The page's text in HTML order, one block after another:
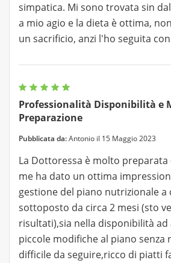
simpatica. Mi sono trovata sin
a mio agio e la dieta è ottima,
un sacrificio, anzi l'ho seguita
Professionalità Disponibilità e
Preparazione
Pubblicata da:Antonio il 15 Maggio 2023
La Dottoressa è molto preparata
me ha dato un ottima
gestione del piano nutrizionale a
sottoposto da circa 2 mesi (sto
risultati),sia nella disponibilità
piccole modifiche al piano senza
difficile da seguire,ricco di piatti